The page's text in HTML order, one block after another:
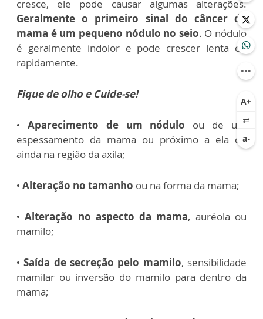
cresce, ele pode causar algumas alterações.
Geralmente o primeiro sinal do câncer de
mama é um pequeno nódulo no seio. O nódulo
é geralmente indolor e pode crescer lenta ou
rapidamente.
Fique de olho e Cuide-se!
• Aparecimento de um nódulo ou de um
espessamento da mama ou próximo a ela ou
ainda na região da axila;
• Alteração no tamanho ou na forma da mama;
•Alteração no aspecto da mama, auréola ou
mamilo;
•Saída de secreção pelo mamilo, sensibilidade
mamilar ou inversão do mamilo para dentro da
mama;